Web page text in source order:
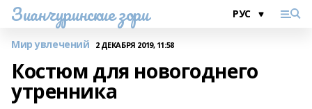
Зианчуринские зори
Мир увлечений 2 ДЕКАБРЯ 2019, 11:58
Костюм для новогоднего
утренника